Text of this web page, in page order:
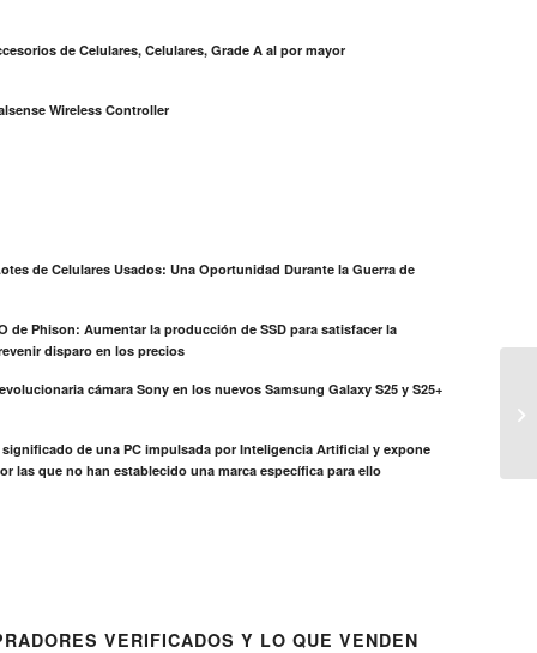
de Celulares, Celulares, Grade A al por mayor
Wireless Controller
de Celulares Usados: Una Oportunidad Durante la Guerra de
de Phison: Aumentar la producción de SSD para satisfacer la
disparo en los precios
cámara Sony en los nuevos Samsung Galaxy S25 y S25+
significado de una PC impulsada por Inteligencia Artificial y expone
las que no han establecido una marca específica para ello
VERIFICADOS Y LO QUE VENDEN